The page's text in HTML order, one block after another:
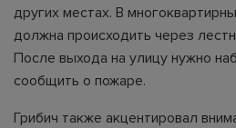
других местах. В
должна происходить через
После выхода на улицу нужно
сообщить о пожаре.
Грибич также акцентировал